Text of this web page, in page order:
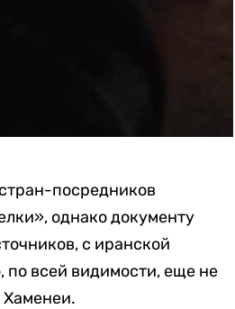
посредников
однако документу
с иранской
по всей видимости, еще не